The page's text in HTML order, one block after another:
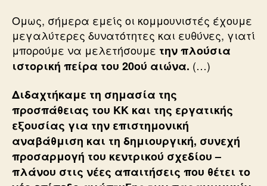
Ομως, σήμερα εμείς οι κομμουνιστές έχουμε
μεγαλύτερες δυνατότητες και ευθύνες, γιατί
μπορούμε να μελετήσουμε την πλούσια
ιστορική πείρα του 20ού αιώνα. (…)
Διδαχτήκαμε τη σημασία της
προσπάθειας του ΚΚ και της εργατικής
εξουσίας για την επιστημονική
αναβάθμιση και τη δημιουργική, συνεχή
προσαρμογή του κεντρικού σχεδίου –
πλάνου στις νέες απαιτήσεις που θέτει το